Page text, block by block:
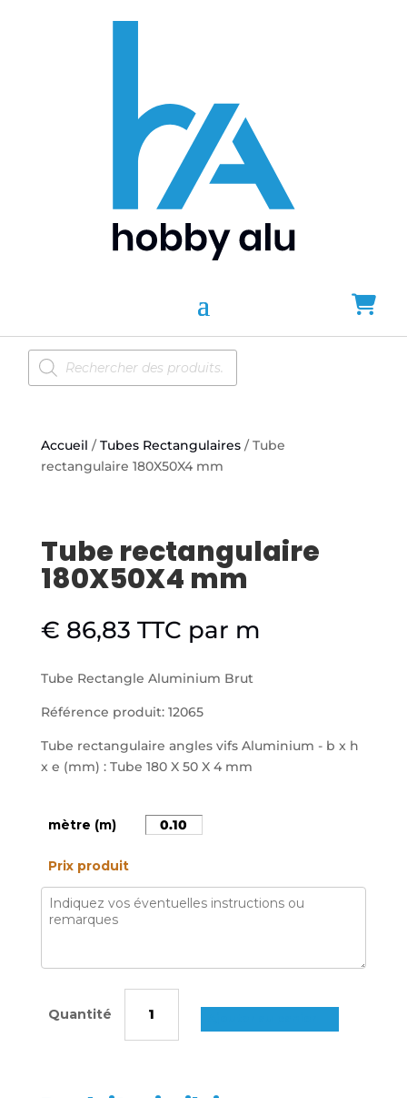
Recherche
de
produits
Accueil /Tubes Rectangulaires/ Tube
rectangulaire 180X50X4 mm
Tube rectangulaire
180X50X4 mm
€ 86,83 TTC par m
Tube Rectangle Aluminium Brut
Référence produit: 12065
Tube rectangulaire angles vifs Aluminium - b x h
x e (mm) : Tube 180 X 50 X 4 mm
mètre (m)
Prix produit
Tube